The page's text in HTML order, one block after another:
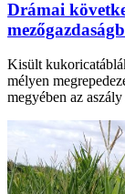
Drámai
Kisült
mélyen
megyében az